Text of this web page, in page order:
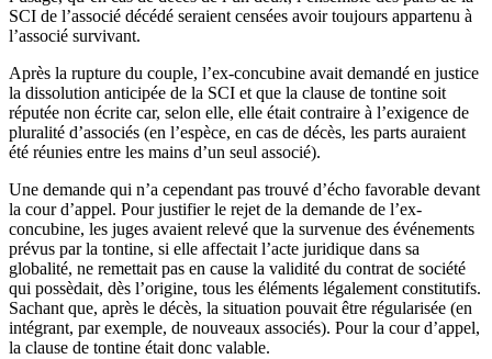
SCI de l’associé décédé seraient censées avoir toujours appartenu à
l’associé survivant.
Après la rupture du couple, l’ex-concubine avait demandé en justice
la dissolution anticipée de la SCI et que la clause de tontine soit
réputée non écrite car, selon elle, elle était contraire à l’exigence de
pluralité d’associés (en l’espèce, en cas de décès, les parts auraient
été réunies entre les mains d’un seul associé).
Une demande qui n’a cependant pas trouvé d’écho favorable devant
la cour d’appel. Pour justifier le rejet de la demande de l’ex-
concubine, les juges avaient relevé que la survenue des événements
prévus par la tontine, si elle affectait l’acte juridique dans sa
globalité, ne remettait pas en cause la validité du contrat de société
qui possèdait, dès l’origine, tous les éléments légalement constitutifs.
Sachant que, après le décès, la situation pouvait être régularisée (en
intégrant, par exemple, de nouveaux associés). Pour la cour d’appel,
la clause de tontine était donc valable.